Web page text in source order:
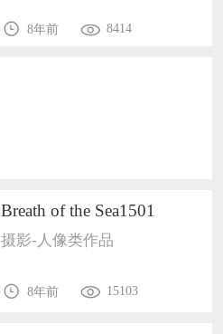
8年前 8414
Breath of the Sea1501
摄影-人像类作品
8年前 15103